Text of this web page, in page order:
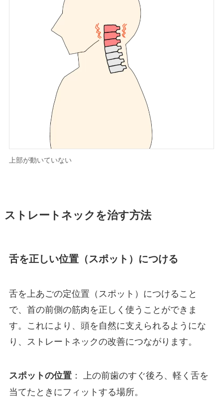
上部が動いていない
ストレートネックを治す方法
舌を正しい位置（スポット）につける
舌を上あごの定位置（スポット）につけること
で、首の前側の筋肉を正しく使うことができま
す。これにより、頭を自然に支えられるようにな
り、ストレートネックの改善につながります。
スポットの位置： 上の前歯のすぐ後ろ、軽く舌を
当てたときにフィットする場所。